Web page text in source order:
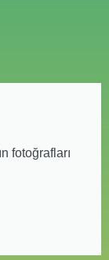
fotoğrafları